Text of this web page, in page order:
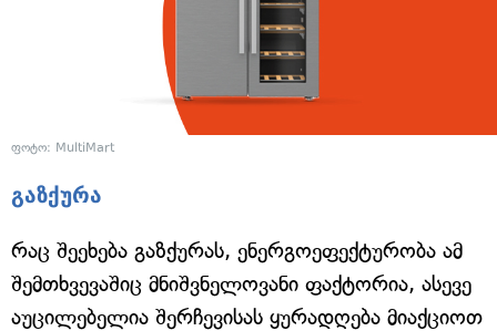
ფოტო: MultiMart
გაზქურა
რაც შეეხება გაზქურას, ენერგოეფექტურობა ამ
შემთხვევაშიც მნიშვნელოვანი ფაქტორია, ასევე
აუცილებელია შერჩევისას ყურადღება მიაქციოთ